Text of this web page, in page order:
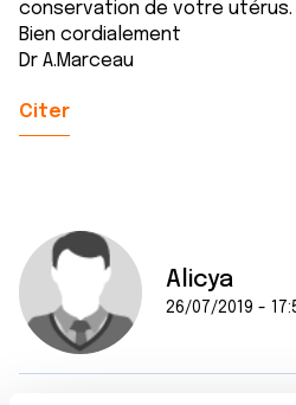
conservation de votre utérus.
Bien cordialement
Dr A.Marceau
Citer
Alicya
26/07/2019 -